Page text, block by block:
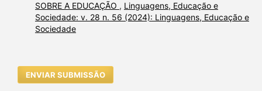
SOBRE A EDUCAÇÃO , Linguagens, Educação e
Sociedade: v. 28 n. 56 (2024): Linguagens, Educação e
Sociedade
ENVIAR SUBMISSÃO